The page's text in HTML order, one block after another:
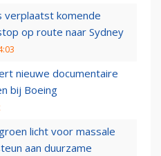
verplaatst komende
op route naar Sydney
nieuwe documentaire
bij Boeing
licht voor massale
aan duurzame